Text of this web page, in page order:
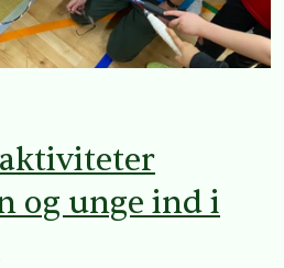
og unge ind i